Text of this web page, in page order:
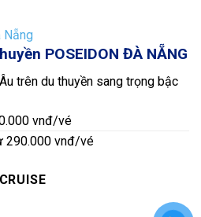
POSEIDON ĐÀ NẴNG
trên du thuyền sang trọng bậc
vnđ/vé
290.000 vnđ/vé